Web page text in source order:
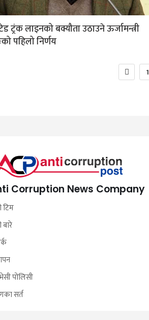
ट्रंक लाइनको बक्यौता उठाउने ऊर्जामन्त्री
पहिलो निर्णय
1
Corruption News Company
टिम
बारे
पोलिसी
सर्त